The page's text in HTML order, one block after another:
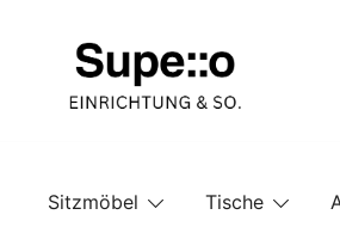
Sitzmöbel
Tische